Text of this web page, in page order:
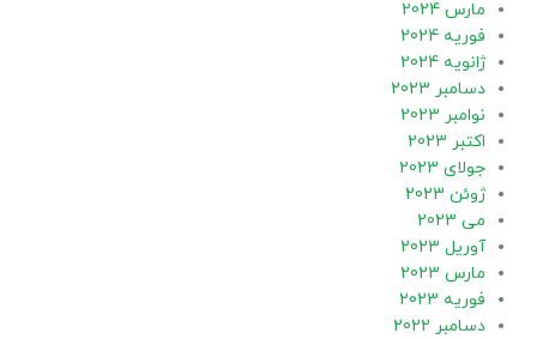
مارس 2024
فوریه 2024
ژانویه 2024
دسامبر 2023
نوامبر 2023
اکتبر 2023
جولای 2023
ژوئن 2023
می 2023
آوریل 2023
مارس 2023
فوریه 2023
دسامبر 2022